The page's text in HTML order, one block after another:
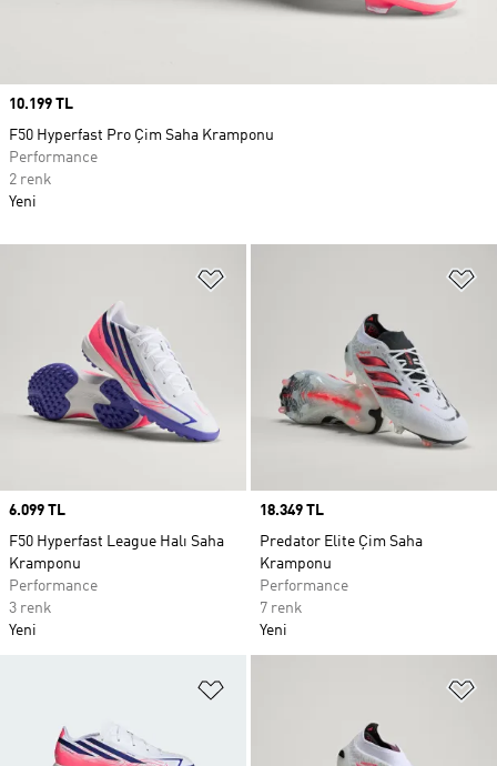
Price
6.099 TL
F50 Hyperfast League Halı Saha
Kramponu
Performance
3 renk
Yeni
Price
18.349 TL
Predator Elite Çim Saha
Kramponu
Performance
7 renk
Yeni
Price
10.199 TL
F50 Hyperfast Pro Çim Saha Kramponu
Performance
2 renk
Yeni